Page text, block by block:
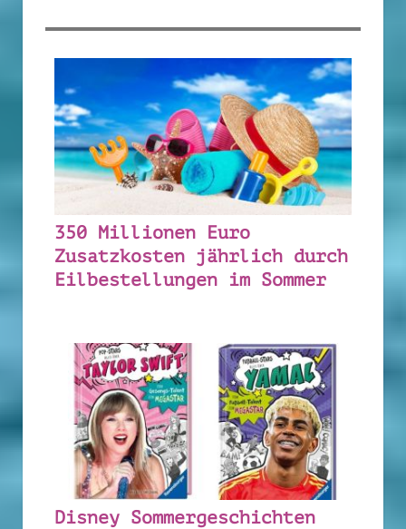
350 Millionen Euro
Zusatzkosten jährlich durch
Eilbestellungen im Sommer
Disney Sommergeschichten